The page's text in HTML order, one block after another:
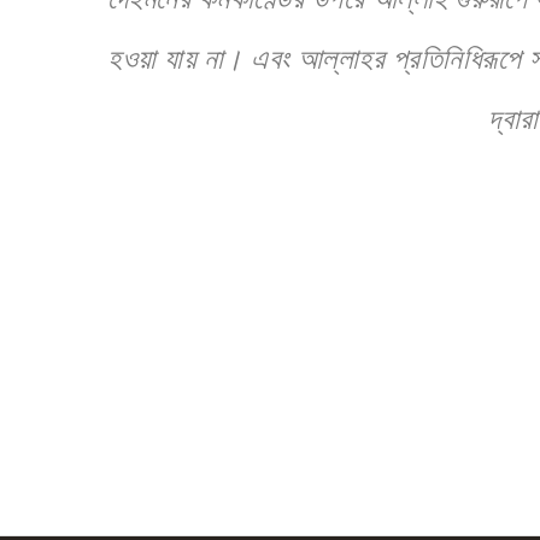
হওয়া যায় না। এবং আল্লাহর প্রতিনিধিরূপে